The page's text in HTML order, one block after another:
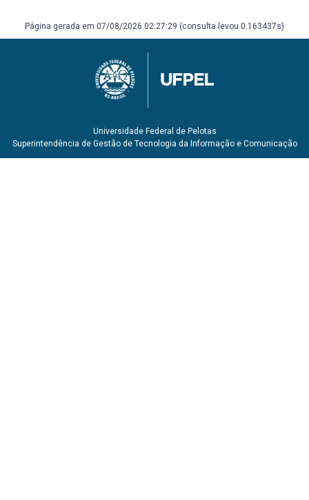
Página gerada em 07/08/2026 02:27:29 (consulta levou 0.163437s)
Universidade Federal de Pelotas
Superintendência de Gestão de Tecnologia da Informação e Comunicação